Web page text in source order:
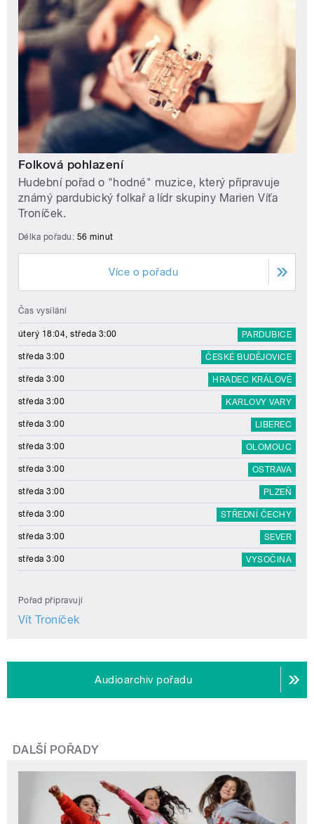
Folková pohlazení
Hudební pořad o "hodné" muzice, který připravuje
známý pardubický folkař a lídr skupiny Marien Víťa
Troníček.
Délka pořadu: 56 minut
Více o pořadu
Čas vysílání
úterý 18:04, středa 3:00 PARDUBICE
středa 3:00 ČESKÉ BUDĚJOVICE
středa 3:00 HRADEC KRÁLOVÉ
středa 3:00 KARLOVY VARY
středa 3:00 LIBEREC
středa 3:00 OLOMOUC
středa 3:00 OSTRAVA
středa 3:00 PLZEŇ
středa 3:00 STŘEDNÍ ČECHY
středa 3:00 SEVER
středa 3:00 VYSOČINA
Pořad připravují
Vít Troníček
Audioarchiv pořadu
DALŠÍ POŘADY